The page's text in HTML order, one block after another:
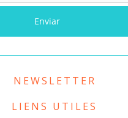
NEWSLETTER
LIENS UTILES